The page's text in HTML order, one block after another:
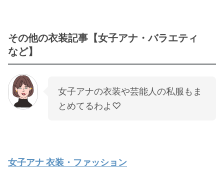
その他の衣装記事【女子アナ・バラエティ
など】
女子アナの衣装や芸能人の私服もま
とめてるわよ♡
女子アナ 衣装・ファッション